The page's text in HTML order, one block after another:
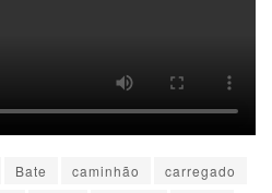
Bate caminhão
carregado